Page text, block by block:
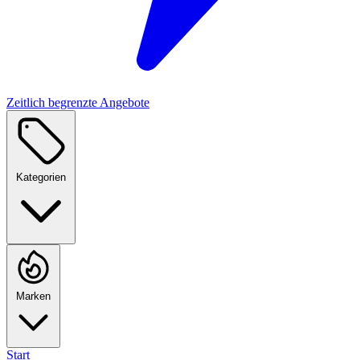
Zeitlich begrenzte Angebote
Kategorien
Marken
Start